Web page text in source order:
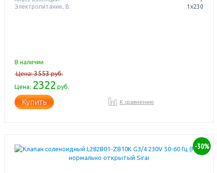
Электропитание, В:
1х230
В наличии
Цена:3553руб.
Цена: 2322 руб.
Купить К сравнению
-30%